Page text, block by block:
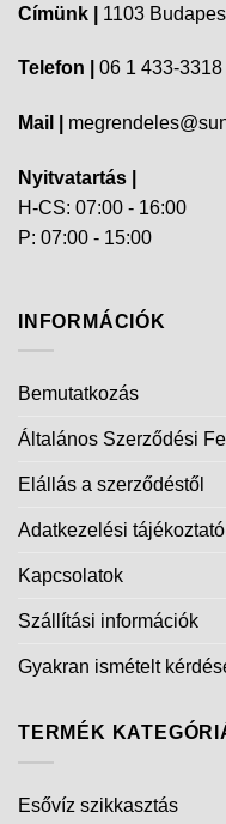
Címünk | 1103
Telefon | 06 1 433-
Mail |
Nyitvatartás |
H-CS: 07:00 - 16:00
P: 07:00 - 15:00
INFORMÁCIÓK
Bemutatkozás
Általános Szerződési
Elállás a szerződéstől
Adatkezelési tájékoztató
Kapcsolatok
Szállítási információk
Gyakran ismételt
TERMÉK
Esővíz szikkasztás